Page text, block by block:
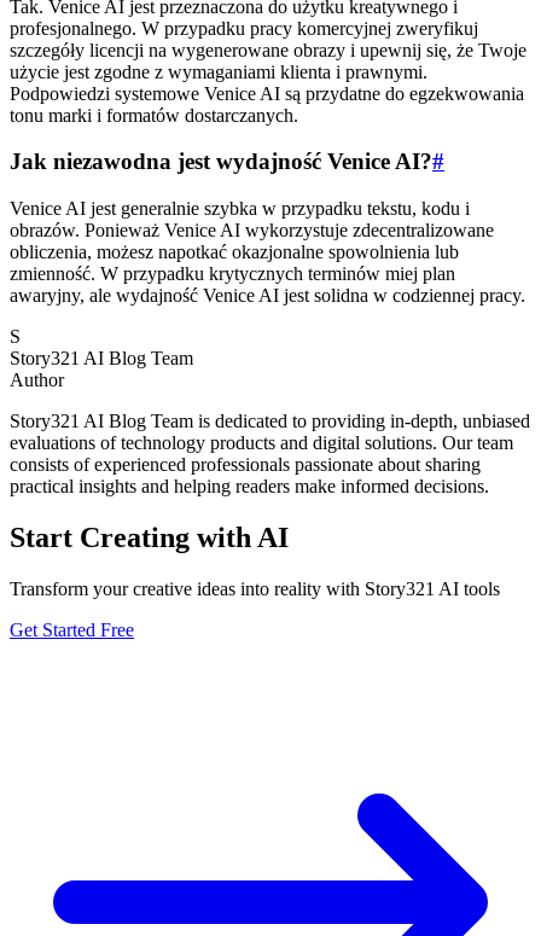
Tak. Venice AI jest przeznaczona do użytku kreatywnego i
profesjonalnego. W przypadku pracy komercyjnej zweryfikuj
szczegóły licencji na wygenerowane obrazy i upewnij się, że Twoje
użycie jest zgodne z wymaganiami klienta i prawnymi.
Podpowiedzi systemowe Venice AI są przydatne do egzekwowania
tonu marki i formatów dostarczanych.
Jak niezawodna jest wydajność Venice AI?#
Venice AI jest generalnie szybka w przypadku tekstu, kodu i
obrazów. Ponieważ Venice AI wykorzystuje zdecentralizowane
obliczenia, możesz napotkać okazjonalne spowolnienia lub
zmienność. W przypadku krytycznych terminów miej plan
awaryjny, ale wydajność Venice AI jest solidna w codziennej pracy.
S
Story321 AI Blog Team
Author
Story321 AI Blog Team is dedicated to providing in-depth, unbiased
evaluations of technology products and digital solutions. Our team
consists of experienced professionals passionate about sharing
practical insights and helping readers make informed decisions.
Start Creating with AI
Transform your creative ideas into reality with Story321 AI tools
Get Started Free